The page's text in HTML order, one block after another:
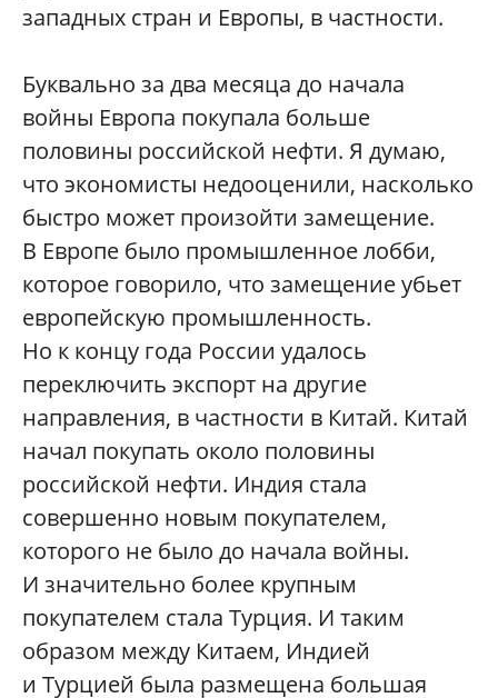
западных стран и Европы, в частности.
Буквально за два месяца до начала
войны Европа покупала больше
половины российской нефти. Я думаю,
что экономисты недооценили, насколько
быстро может произойти замещение.
В Европе было промышленное лобби,
которое говорило, что замещение убьет
европейскую промышленность.
Но к концу года России удалось
переключить экспорт на другие
направления, в частности в Китай. Китай
начал покупать около половины
российской нефти. Индия стала
совершенно новым покупателем,
которого не было до начала войны.
И значительно более крупным
покупателем стала Турция. И таким
образом между Китаем, Индией
и Турцией была размещена большая